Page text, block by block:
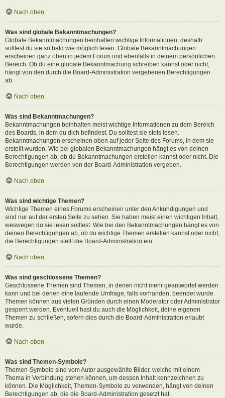
Nach oben
Was sind globale Bekanntmachungen?
Globale Bekanntmachungen beinhalten wichtige Informationen, deshalb
solltest du sie so bald wie möglich lesen. Globale Bekanntmachungen
erscheinen ganz oben in jedem Forum und ebenfalls in deinem persönlichen
Bereich. Ob du eine globale Bekanntmachung schreiben kannst oder nicht,
hängt von den durch die Board-Administration vergebenen Berechtigungen
ab.
Nach oben
Was sind Bekanntmachungen?
Bekanntmachungen beinhalten meist wichtige Informationen zu dem Bereich
des Boards, in dem du dich befindest. Du solltest sie stets lesen.
Bekanntmachungen erscheinen oben auf jeder Seite des Forums, in dem sie
erstellt wurden. Wie bei globalen Bekanntmachungen hängt es von deinen
Berechtigungen ab, ob du Bekanntmachungen erstellen kannst oder nicht. Die
Berechtigungen werden von der Board-Administration vergeben.
Nach oben
Was sind wichtige Themen?
Wichtige Themen eines Forums erscheinen unter den Ankündigungen und
sind nur auf der ersten Seite zu sehen. Sie haben meist einen wichtigen Inhalt,
weswegen du sie lesen solltest. Wie bei den Bekanntmachungen hängt es von
deinen Berechtigungen ab, ob du wichtige Themen erstellen kannst oder nicht;
die Berechtigungen stellt die Board-Administration ein.
Nach oben
Was sind geschlossene Themen?
Geschlossene Themen sind Themen, in denen nicht mehr geantwortet werden
kann und bei denen eine laufende Umfrage, falls vorhanden, beendet wurde.
Themen können aus vielen Gründen durch einen Moderator oder Administrator
gesperrt werden. Eventuell hast du auch die Möglichkeit, deine eigenen
Themen zu schließen, sofern dies durch die Board-Administration erlaubt
wurde.
Nach oben
Was sind Themen-Symbole?
Themen-Symbole sind vom Autor ausgewählte Bilder, welche mit einem
Thema in Verbindung stehen können, um dessen Inhalt kennzeichnen zu
können. Die Möglichkeit, Themen-Symbole zu verwenden, hängt von deinen
Berechtigungen ab, die die Board-Administration gesetzt hat.